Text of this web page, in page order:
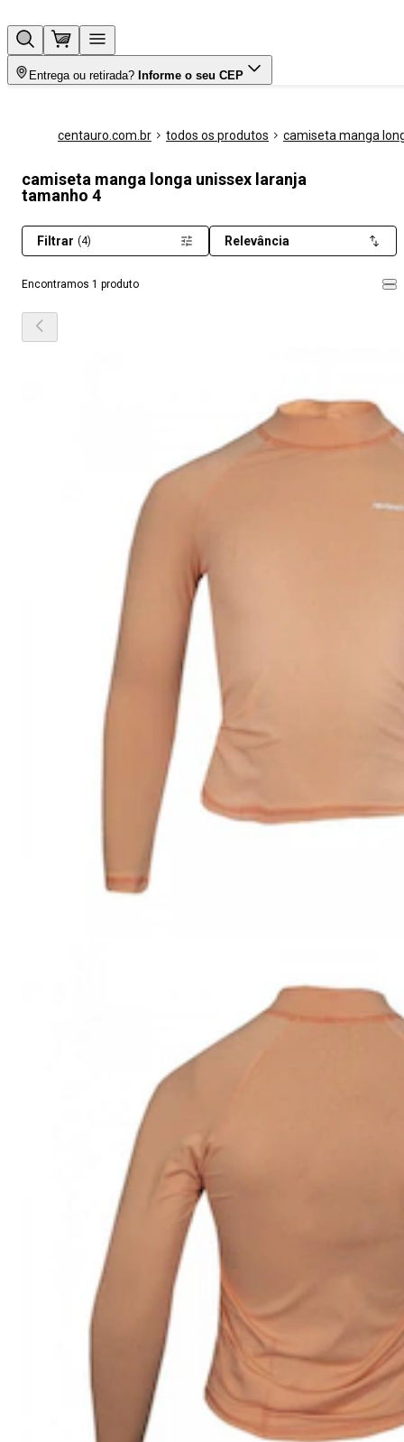
Entrega ou retirada? Informe o seu CEP
centauro.com.br todos os produtos camiseta manga
camiseta manga longa unissex laranja
tamanho 4
Encontramos 1 produto
Filtrar (4) Relevância